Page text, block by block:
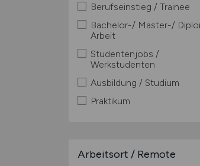
Berufseinstieg / Trainee
Bachelor-/ Master-/
Arbeit
Studentenjobs /
Werkstudenten
Ausbildung / Studium
Praktikum
Arbeitsort / Remote